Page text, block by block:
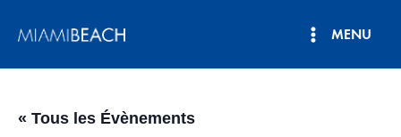
MENU
« Tous les Évènements